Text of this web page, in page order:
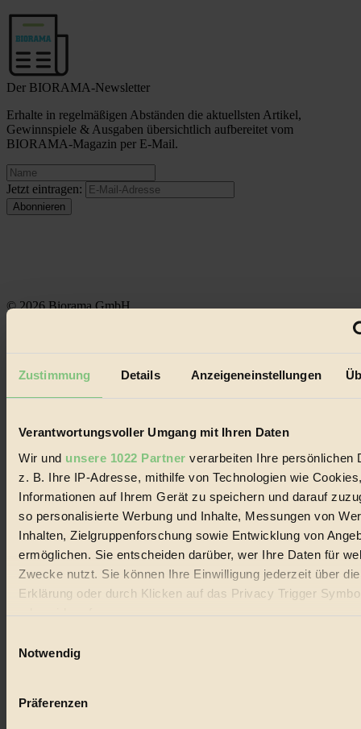
Zustimmung Details Anzeigeneinstellungen
Verantwortungsvoller Umgang mit Ihren Daten
Wir und unsere 1022 Partner verarbeiten Ihre persönlichen
z. B. Ihre IP-Adresse, mithilfe von Technologien wie
Informationen auf Ihrem Gerät zu speichern und darauf
so personalisierte Werbung und Inhalte, Messungen von
Inhalten, Zielgruppenforschung sowie Entwicklung von
ermöglichen. Sie entscheiden darüber, wer Ihre Daten für
Zwecke nutzt. Sie können Ihre Einwilligung jederzeit über
Erklärung oder durch Klicken auf das Privacy Trigger
oder widerrufen
Wenn Sie es erlauben, würden wir auch gerne:
Ihr Gerät durch aktives Scannen nach bestimmten
Notwendig
Präferenzen
Der BIORAMA-Newsletter
Erhalte in regelmäßigen Abständen die aktuellsten Artikel,
Gewinnspiele & Ausgaben übersichtlich aufbereitet vom
BIORAMA-Magazin per E-Mail.
Jetzt eintragen:
© 2026 Biorama GmbH
Handels mit Bioprodukten, des Fair-Trade sowie der Branche
Social Media
22.601 Fans auf Facebook
3.415 Follower auf Twitter
Folge uns auf Instagram
Themen
Bio
Vegan